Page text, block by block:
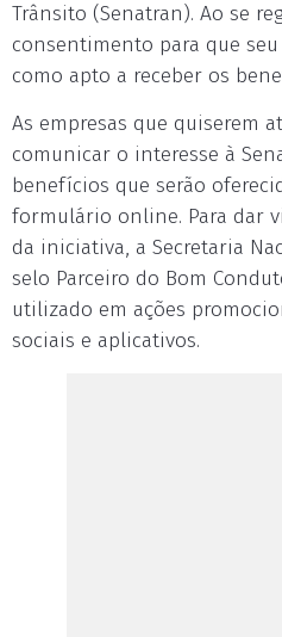
Trânsito (Senatran). Ao se
consentimento para que
como apto a receber os
As empresas que quiserem
comunicar o interesse à
benefícios que serão
formulário online. Para dar
da iniciativa, a Secretaria
selo Parceiro do Bom
utilizado em ações
sociais e aplicativos.